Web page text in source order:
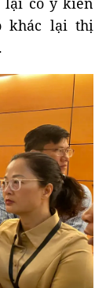
khác lại thị